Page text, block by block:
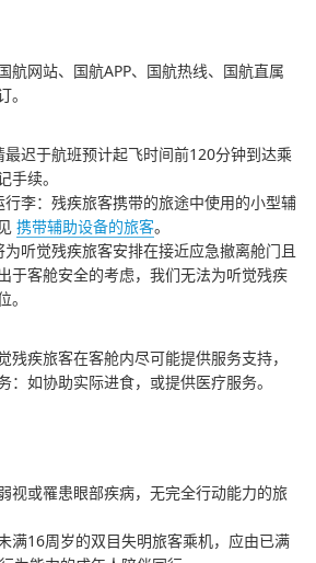
航网站、国航APP、国航热线、国航直属
最迟于航班预计起飞时间前120分钟到达乘
手续。
行李：残疾旅客携带的旅途中使用的小型辅
携带辅助设备的旅客。
为听觉残疾旅客安排在接近应急撤离舱门且
于客舱安全的考虑，我们无法为听觉残疾
残疾旅客在客舱内尽可能提供服务支持，
：如协助实际进食，或提供医疗服务。
视或罹患眼部疾病，无完全行动能力的旅
满16周岁的双目失明旅客乘机，应由已满